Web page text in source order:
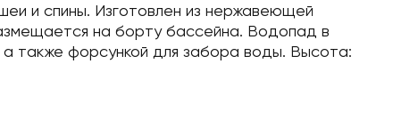
и спины. Изготовлен из нержавеющей
на борту бассейна. Водопад в
также форсункой для забора воды. Высота: